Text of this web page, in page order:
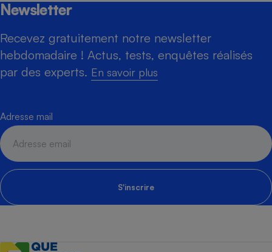
Newsletter
Recevez gratuitement notre newsletter
hebdomadaire ! Actus, tests, enquêtes réalisés
par des experts. En savoir plus
Adresse mail
S'inscrire